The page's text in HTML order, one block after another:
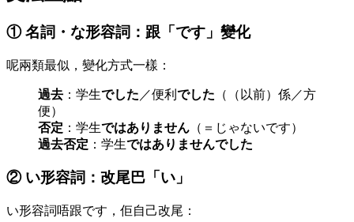
① 名詞・な形容詞：跟「です」變化
呢兩類最似，變化方式一樣：
過去 ：学生でした ／便利 でした （（以前）係／方
便）
否定 ：学生ではありません （＝じゃないです）
過去否定 ：学生ではありませんでした
② い形容詞：改尾巴「い」
い形容詞唔跟です，佢自己改尾：